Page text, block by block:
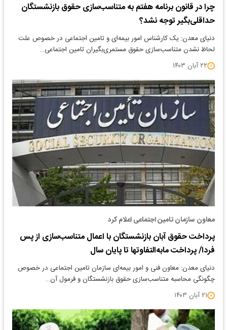
چرا در قانون برنامه هفتم به متناسب‌سازی حقوق بازنشستگان
حداقلی‌بگیر توجه نشد؟
دنیای معدن: یک کارشناس امور بیمه‌ای و تامین اجتماعی در خصوص علت
لحاظ نشدن متناسب‌سازی حقوق مستمری‌بگیران تامین اجتماعی…
۲۲ آبان ۱۴۰۳
معاون سازمان تامین اجتماعی اعلام کرد
پرداخت حقوق آبان بازنشستگان با اعمال متناسب‌سازی از پس
فردا/ پرداخت مابه‌التفاوتها تا پایان سال
دنیای معدن: معاون فنی و امور بیمه‌ای سازمان تامین اجتماعی در خصوص
چگونگی محاسبه متناسب‌سازی حقوق بازنشستگان و فرمول آن…
۲۱ آبان ۱۴۰۳